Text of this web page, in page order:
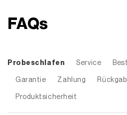
FAQs
Probeschlafen Service
Garantie Zahlung
Produktsicherheit